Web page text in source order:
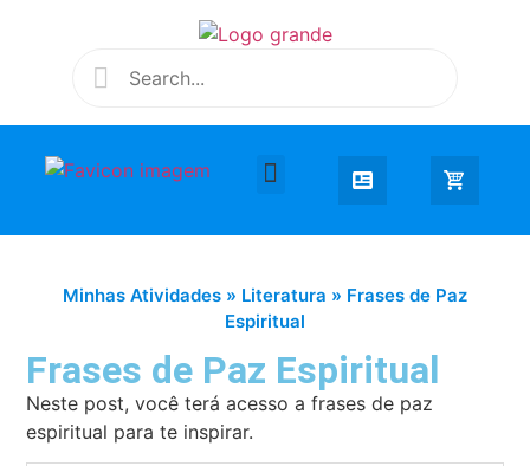
Minhas Atividades » Literatura » Frases de Paz
Espiritual
Frases de Paz Espiritual
Neste post, você terá acesso a frases de paz
espiritual para te inspirar.